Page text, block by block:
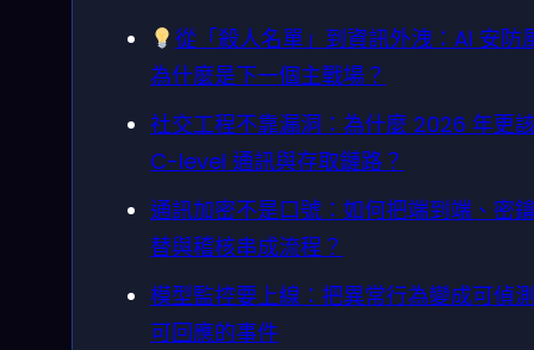
從「殺人名單」到資訊外洩：AI 安防
為什麼是下一個主戰場？
社交工程不靠漏洞：為什麼 2026 年更
C-level 通訊與存取鏈路？
通訊加密不是口號：如何把端到端、密
替與稽核串成流程？
模型監控要上線：把異常行為變成可偵
可回應的事件